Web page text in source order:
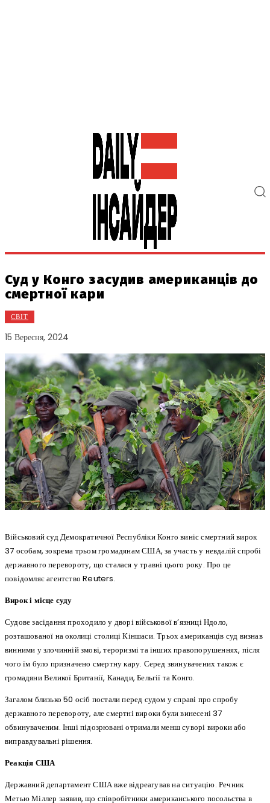
Суд у Конго засудив американців до
смертної кари
СВІТ
15 Вересня, 2024
Військовий суд Демократичної Республіки Конго виніс смертний вирок
37 особам, зокрема трьом громадянам США, за участь у невдалій спробі
державного перевороту, що сталася у травні цього року. Про це
повідомляє агентство Reuters.
Вирок і місце суду
Судове засідання проходило у дворі військової в’язниці Ндоло,
розташованої на околиці столиці Кіншаси. Трьох американців суд визнав
винними у злочинній змові, тероризмі та інших правопорушеннях, після
чого їм було призначено смертну кару. Серед звинувачених також є
громадяни Великої Британії, Канади, Бельгії та Конго.
Загалом близько 50 осіб постали перед судом у справі про спробу
державного перевороту, але смертні вироки були винесені 37
обвинуваченим. Інші підозрювані отримали менш суворі вироки або
виправдувальні рішення.
Реакція США
Державний департамент США вже відреагував на ситуацію. Речник
Метью Міллер заявив, що співробітники американського посольства в